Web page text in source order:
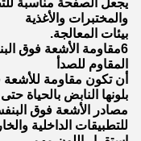
والمختبرات والأغذية
بيئات المعالجة.
6مقاومة الأشعة فوق
المقاوم للصدأ
أن تكون مقاومة
بلونها النابض بالحياة
مصادر الأشعة فوق
للتطبيقات الداخلية